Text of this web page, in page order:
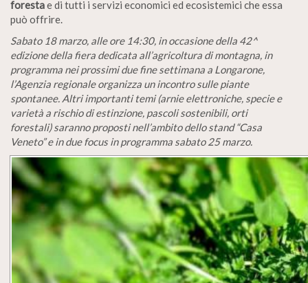
forestae di tutti i servizi economici ed ecosistemici che essa
può offrire.
Sabato 18 marzo, alle ore 14:30, in occasione della 42^
edizione della fiera dedicata all’agricoltura di montagna, in
programma nei prossimi due fine settimana a Longarone,
l’Agenzia regionale organizza un incontro sulle piante
spontanee. Altri importanti temi (arnie elettroniche, specie e
varietà a rischio di estinzione, pascoli sostenibili, orti
forestali) saranno proposti nell’ambito dello stand “Casa
Veneto” e in due focus in programma sabato 25 marzo.